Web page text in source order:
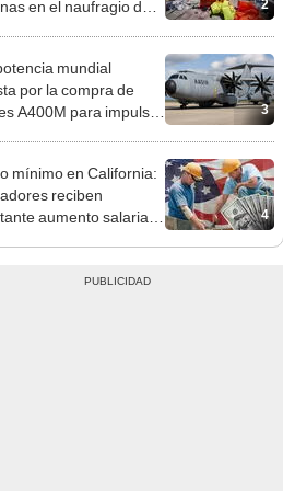
2
en el naufragio de
3
mundial
por la compra de
A400M para impulsar
40 toneladas
4
mínimo en California:
reciben
aumento salarial